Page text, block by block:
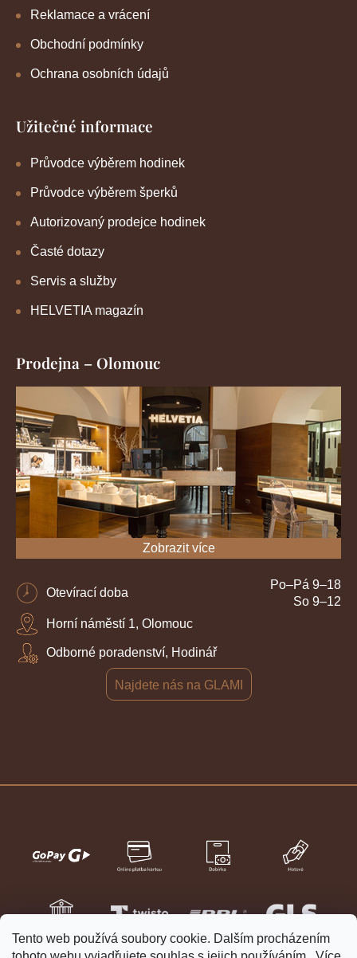
Tento web používá soubory cookie. Dalším procházením
Reklamace a vrácení
Obchodní podmínky
Ochrana osobních údajů
Užitečné informace
Průvodce výběrem hodinek
Průvodce výběrem šperků
Autorizovaný prodejce hodinek
Časté dotazy
Servis a služby
HELVETIA magazín
Prodejna – Olomouc
Zobrazit více
Otevírací doba
Po–Pá 9–18
So 9–12
Horní náměstí 1, Olomouc
Odborné poradenství, Hodinář
Najdete nás na GLAMI